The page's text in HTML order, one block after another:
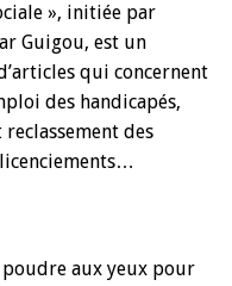
», initiée par
Guigou, est un
qui concernent
des handicapés,
des
aux yeux pour